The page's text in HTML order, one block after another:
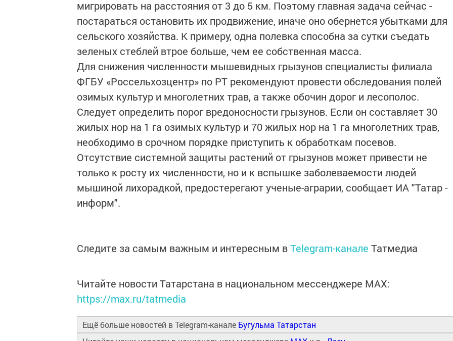
мигрировать на расстояния от 3 до 5 км. Поэтому главная задача сейчас -
постараться остановить их продвижение, иначе оно обернется убытками для
сельского хозяйства. К примеру, одна полевка способна за сутки съедать
зеленых стеблей втрое больше, чем ее собственная масса.
Для снижения численности мышевидных грызунов специалисты филиала
ФГБУ «Россельхозцентр» по РТ рекомендуют провести обследования полей
озимых культур и многолетних трав, а также обочин дорог и лесополос.
Следует определить порог вредоносности грызунов. Если он составляет 30
жилых нор на 1 га озимых культур и 70 жилых нор на 1 га многолетних трав,
необходимо в срочном порядке приступить к обработкам посевов.
Отсутствие системной защиты растений от грызунов может привести не
только к росту их численности, но и к вспышке заболеваемости людей
мышиной лихорадкой, предостерегают ученые-аграрии, сообщает ИА "Татар -
информ".
Следите за самым важным и интересным вTelegram-канале Татмедиа
Читайте новости Татарстана в национальном мессенджере MАХ:
https://max.ru/tatmedia
Ещё больше новостей в Telegram-канале Бугульма Татарстан